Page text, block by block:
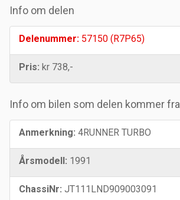
Info om delen
Delenummer: 57150 (R7P65)
Pris: kr 738,-
Info om bilen som delen kommer fra
Anmerkning: 4RUNNER TURBO
Årsmodell: 1991
ChassiNr: JT111LND909003091